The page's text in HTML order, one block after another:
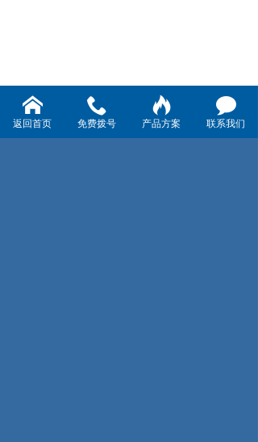
返回首页 免费拨号 产品方案 联系我们